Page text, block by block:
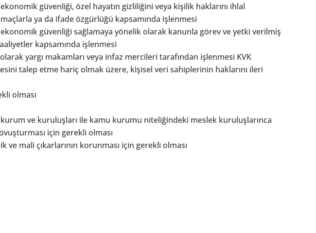
güvenliği, özel hayatın gizliliğini veya kişilik haklarını ihlal
ya da ifade özgürlüğü kapsamında işlenmesi
güvenliği sağlamaya yönelik olarak kanunla görev ve yetki verilmiş
kapsamında işlenmesi
yargı makamları veya infaz mercileri tarafından işlenmesi KVK
talep etme hariç olmak üzere, kişisel veri sahiplerinin haklarını ileri
olması
ve kuruluşları ile kamu kurumu niteliğindeki meslek kuruluşlarınca
için gerekli olması
mali çıkarlarının korunması için gerekli olması